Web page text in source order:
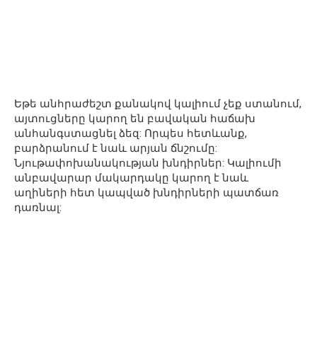
Եթե անհրաժեշտ քանակով կալիում չեք ստանում,
այտուցները կարող են բավական հաճախ
անհանգստացնել ձեզ: Որպես հետևանք,
բարձրանում է նաև արյան ճնշումը:
Նյութափոխանակության խնդիրներ: Կալիումի
անբավարար մակարդակը կարող է նաև
աղիների հետ կապված խնդիրների պատճառ
դառնալ: